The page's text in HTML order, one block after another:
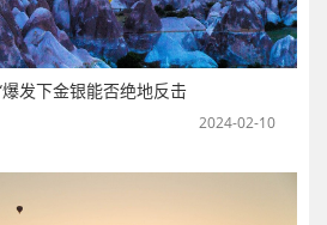
发下金银能否绝地反击
2024-02-10